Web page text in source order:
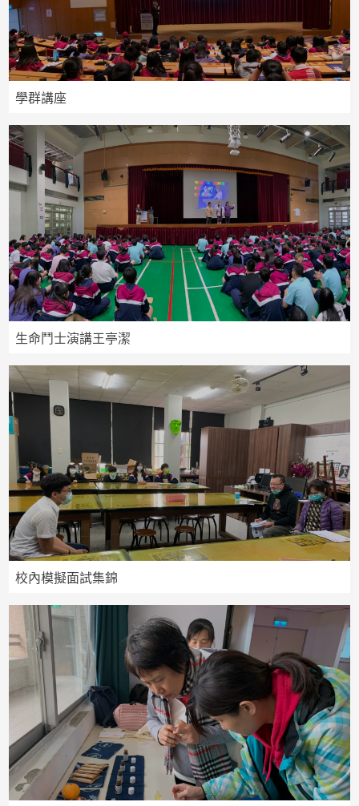
學群講座
生命鬥士演講王亭潔
校內模擬面試集錦